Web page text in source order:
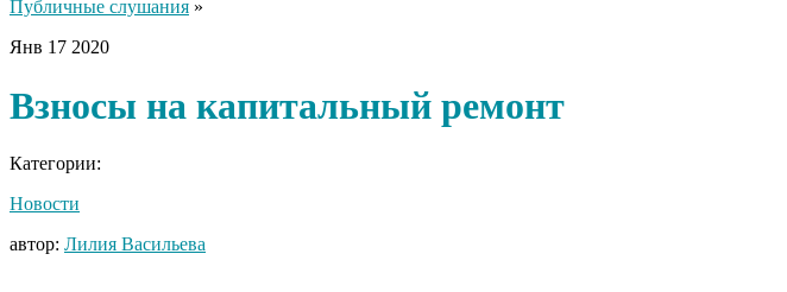
Публичные слушания »
Янв 17 2020
Взносы на капитальный ремонт
Категории:
Новости
автор: Лилия Васильева